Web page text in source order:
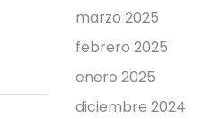
marzo 2025
febrero 2025
enero 2025
diciembre 2024